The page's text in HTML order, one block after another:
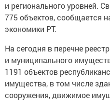
и регионального уровней.
775 объектов, сообщается
экономики РТ.
На сегодня в перечне
и муниципального
1191 объектов
имущества, в том числе
сооружения, движимое